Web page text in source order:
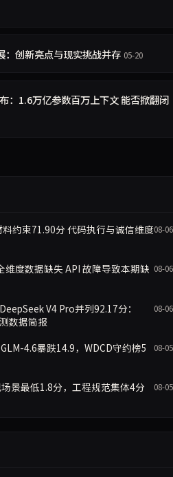
：创新亮点与现实挑战并存 05-20
：1.6万亿参数百万上下文 能否掀翻闭
约束71.90分 代码执行与诚信维度08-06
维度数据缺失 API 故障导致本期缺 08-06
V4 Pro并列92.17分：
数据简报
08-06
4.6暴跌14.9，WDCD守约榜5
08-05
景最低1.8分，工程规范集体4分
08-05